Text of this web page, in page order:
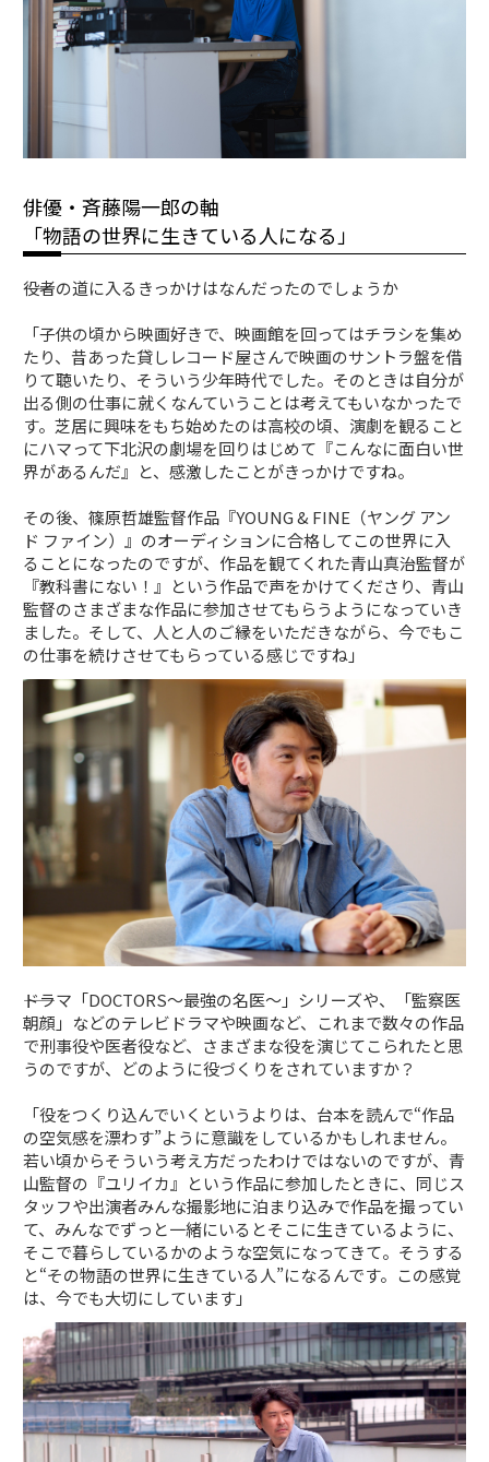
俳優・斉藤陽一郎の軸
「物語の世界に生きている人になる」
――役者の道に入るきっかけはなんだったのでしょうか
「子供の頃から映画好きで、映画館を回ってはチラシを集め
たり、昔あった貸しレコード屋さんで映画のサントラ盤を借
りて聴いたり、そういう少年時代でした。そのときは自分が
出る側の仕事に就くなんていうことは考えてもいなかったで
す。芝居に興味をもち始めたのは高校の頃、演劇を観ること
にハマって下北沢の劇場を回りはじめて『こんなに面白い世
界があるんだ』と、感激したことがきっかけですね。
その後、篠原哲雄監督作品『YOUNG & FINE（ヤング アン
ド ファイン）』のオーディションに合格してこの世界に入
ることになったのですが、作品を観てくれた青山真治監督が
『教科書にない！』という作品で声をかけてくださり、青山
監督のさまざまな作品に参加させてもらうようになっていき
ました。そして、人と人のご縁をいただきながら、今でもこ
の仕事を続けさせてもらっている感じですね」
――ドラマ「DOCTORS～最強の名医～」シリーズや、「監察医
朝顔」などのテレビドラマや映画など、これまで数々の作品
で刑事役や医者役など、さまざまな役を演じてこられたと思
うのですが、どのように役づくりをされていますか？
「役をつくり込んでいくというよりは、台本を読んで“作品
の空気感を漂わす”ように意識をしているかもしれません。
若い頃からそういう考え方だったわけではないのですが、青
山監督の『ユリイカ』という作品に参加したときに、同じス
タッフや出演者みんな撮影地に泊まり込みで作品を撮ってい
て、みんなでずっと一緒にいるとそこに生きているように、
そこで暮らしているかのような空気になってきて。そうする
と“その物語の世界に生きている人”になるんです。この感覚
は、今でも大切にしています」